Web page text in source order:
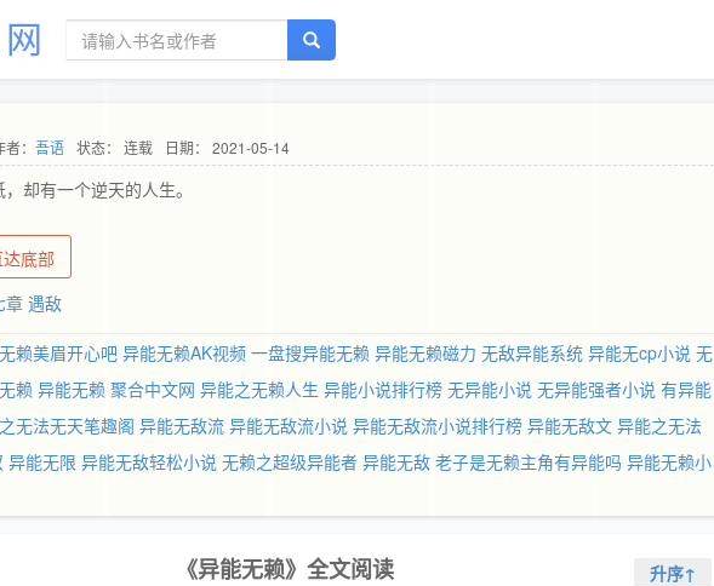
： 吾语 状态： 连载 日期： 2021-05-14
却有一个逆天的人生。
达底部
章 遇敌
赖美眉开心吧 异能无赖AK视频 一盘搜异能无赖 异能无赖磁力 无敌异能系统 异能无cp小说 无
赖 异能无赖 聚合中文网 异能之无赖人生 异能小说排行榜 无异能小说 无异能强者小说 有异能
无法无天笔趣阁 异能无敌流 异能无敌流小说 异能无敌流小说排行榜 异能无敌文 异能之无法
异能无限 异能无敌轻松小说 无赖之超级异能者 异能无敌 老子是无赖主角有异能吗 异能无赖小
《异能无赖》全文阅读 升序↑